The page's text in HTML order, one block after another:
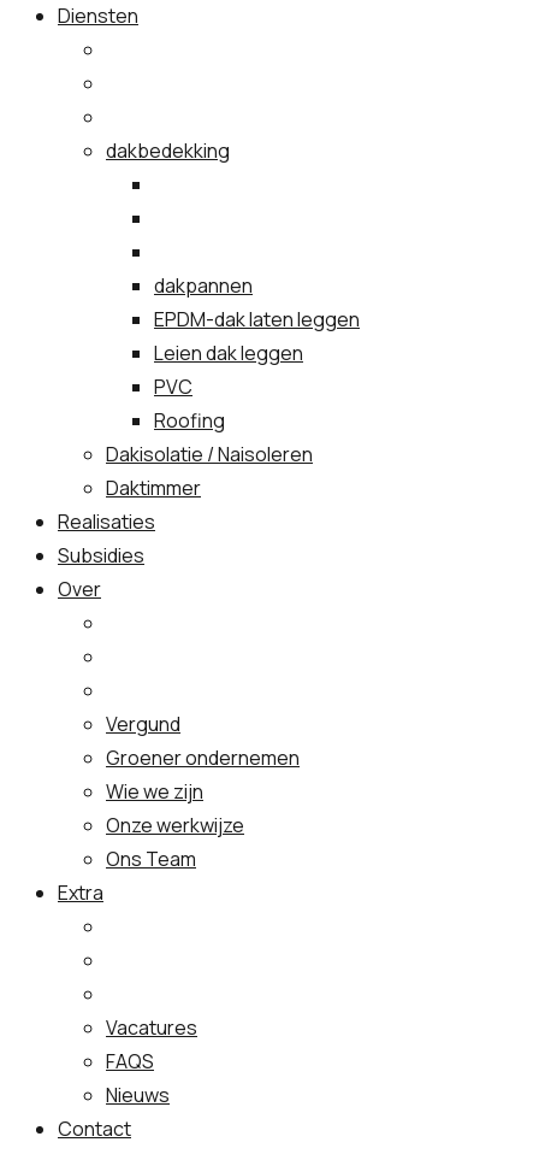
Diensten
dakbedekking
dakpannen
EPDM-dak laten leggen
Leien dak leggen
PVC
Roofing
Dakisolatie / Naisoleren
Daktimmer
Realisaties
Subsidies
Over
Vergund
Groener ondernemen
Wie we zijn
Onze werkwijze
Ons Team
Extra
Vacatures
FAQS
Nieuws
Contact